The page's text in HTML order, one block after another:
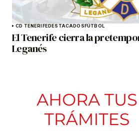
CD TENERIFEDESTACADOSFÚTBOL
El Tenerife cierra la
Leganés